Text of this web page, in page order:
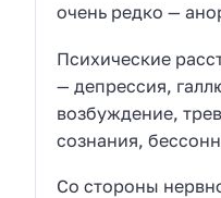
очень редко —
Психические
— депрессия,
возбуждение,
сознания,
Со стороны